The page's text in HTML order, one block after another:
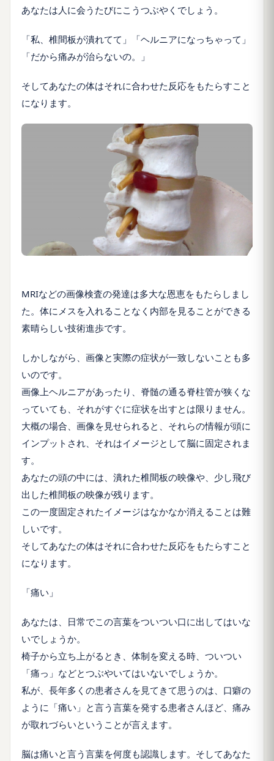
あなたは人に会うたびにこうつぶやくでしょう。
「私、椎間板が潰れてて」「ヘルニアになっちゃって」
「だから痛みが治らないの。」
そしてあなたの体はそれに合わせた反応をもたらすこと
になります。
MRIなどの画像検査の発達は多大な恩恵をもたらしまし
た。体にメスを入れることなく内部を見ることができる
素晴らしい技術進歩です。
しかしながら、画像と実際の症状が一致しないことも多
いのです。
画像上ヘルニアがあったり、脊髄の通る脊柱管が狭くな
っていても、それがすぐに症状を出すとは限りません。
大概の場合、画像を見せられると、それらの情報が頭に
インプットされ、それはイメージとして脳に固定されま
す。
あなたの頭の中には、潰れた椎間板の映像や、少し飛び
出した椎間板の映像が残ります。
この一度固定されたイメージはなかなか消えることは難
しいです。
そしてあなたの体はそれに合わせた反応をもたらすこと
になります。
「痛い」
あなたは、日常でこの言葉をついつい口に出してはいな
いでしょうか。
椅子から立ち上がるとき、体制を変える時、ついつい
「痛っ」などとつぶやいてはいないでしょうか。
私が、長年多くの患者さんを見てきて思うのは、口癖の
ように「痛い」と言う言葉を発する患者さんほど、痛み
が取れづらいということが言えます。
脳は痛いと言う言葉を何度も認識します。そしてあなた